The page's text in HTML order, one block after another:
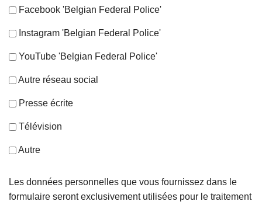
Facebook 'Belgian Federal Police'
Instagram 'Belgian Federal Police'
YouTube 'Belgian Federal Police'
Autre réseau social
Presse écrite
Télévision
Autre
Les données personnelles que vous fournissez dans le
formulaire seront exclusivement utilisées pour le traitement